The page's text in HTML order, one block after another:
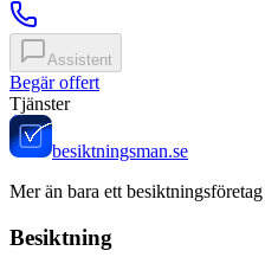
Assistent
Begär offert
Tjänster
besiktningsman.se
Mer än bara ett besiktningsföretag
Besiktning